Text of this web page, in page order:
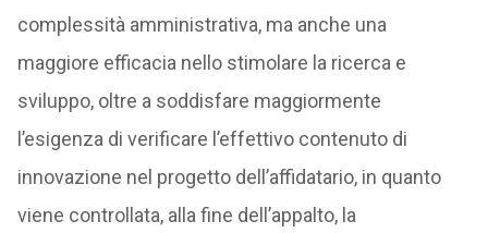
complessità amministrativa, ma anche una
maggiore efficacia nello stimolare la ricerca e
sviluppo, oltre a soddisfare maggiormente
l’esigenza di verificare l’effettivo contenuto di
innovazione nel progetto dell’affidatario, in quanto
viene controllata, alla fine dell’appalto, la